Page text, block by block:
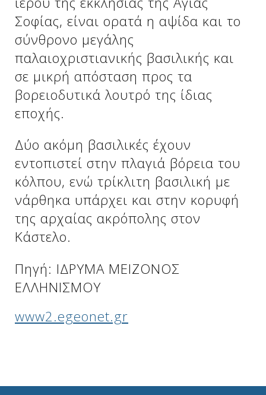
Δείτε μας:
Δείτε μας:
Δείτε μας:
Δείτε μας:
Δείτε μας:
Δείτε μας:
Σοφίας, είναι ορατά η αψίδα και το
σύνθρονο μεγάλης
παλαιοχριστιανικής βασιλικής και
σε μικρή απόσταση προς τα
βορειοδυτικά λουτρό της ίδιας
εποχής.
Δύο ακόμη βασιλικές έχουν
εντοπιστεί στην πλαγιά βόρεια του
κόλπου, ενώ τρίκλιτη βασιλική με
νάρθηκα υπάρχει και στην κορυφή
της αρχαίας ακρόπολης στον
Kάστελο.
Πηγή: ΙΔΡΥΜΑ ΜΕΙΖΟΝΟΣ
ΕΛΛΗΝΙΣΜΟΥ
www2.egeonet.gr